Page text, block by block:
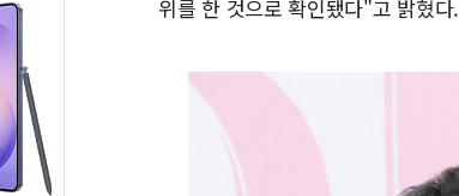
위를 한 것으로 확인됐다"고 밝혔다.